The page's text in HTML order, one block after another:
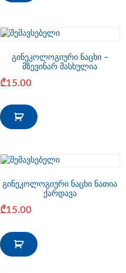
გინეკოლოგიური ნაცხი –
მზევინარ მასხულია
₾15.00
გინეკოლოგიური ნაცხი ნათია
ქარდავა
₾15.00